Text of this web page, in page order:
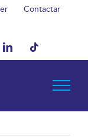
Contactar
LinkedInTiktok